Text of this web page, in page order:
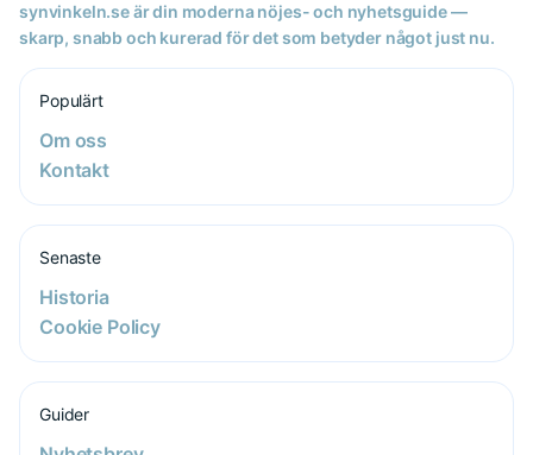
synvinkeln.se är din moderna nöjes- och nyhetsguide —
skarp, snabb och kurerad för det som betyder något just nu.
Populärt
Om oss
Kontakt
Senaste
Historia
Cookie Policy
Guider